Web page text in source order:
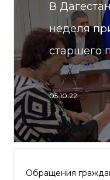
В
неделя
старшего
05.10.22
Обращения